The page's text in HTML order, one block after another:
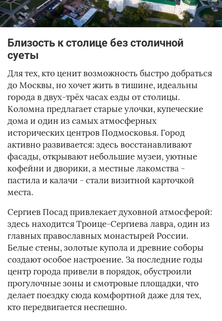
Близость к столице без столичной
суеты
Для тех, кто ценит возможность быстро добраться
до Москвы, но хочет жить в тишине, идеальны
города в двух-трёх часах езды от столицы.
Коломна предлагает старые улочки, купеческие
дома и один из самых атмосферных
исторических центров Подмосковья. Город
активно развивается: здесь восстанавливают
фасады, открывают небольшие музеи, уютные
кофейни и дворики, а местные лакомства -
пастила и калачи - стали визитной карточкой
места.
Сергиев Посад привлекает духовной атмосферой:
здесь находится Троице-Сергиева лавра, один из
главных православных монастырей России.
Белые стены, золотые купола и древние соборы
создают особое настроение. За последние годы
центр города привели в порядок, обустроили
прогулочные зоны и смотровые площадки, что
делает поездку сюда комфортной даже для тех,
кто передвигается неспешно.